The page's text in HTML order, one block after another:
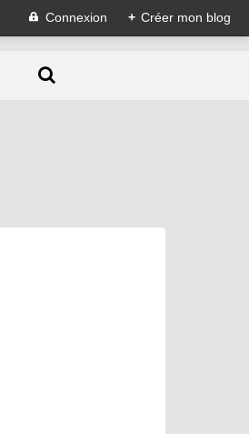
Connexion + Créer mon blog